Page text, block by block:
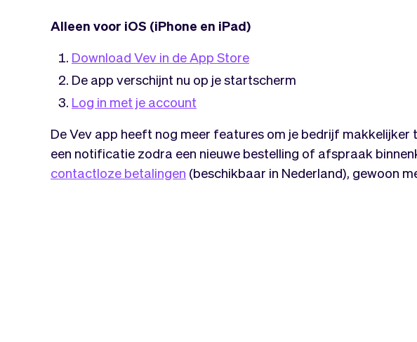
Alleen voor iOS (iPhone en iPad)
Download Vev in de App Store
De app verschijnt nu op je startscherm
Log in met je account
De Vev app heeft nog meer features om je bedrijf makkelijker
een notificatie zodra een nieuwe bestelling of afspraak
contactloze betalingen (beschikbaar in Nederland), gewoon